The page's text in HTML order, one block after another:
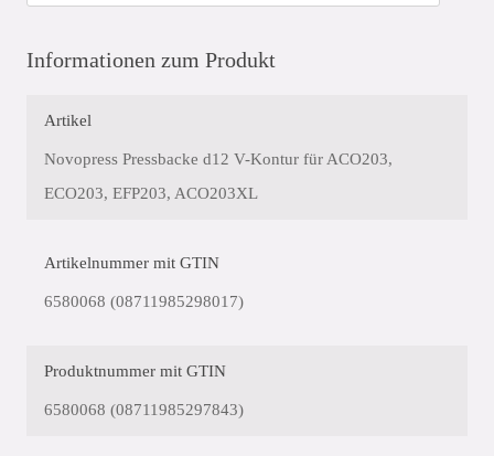
Informationen zum Produkt
Artikel
Novopress Pressbacke d12 V-Kontur für ACO203,
ECO203, EFP203, ACO203XL
Artikelnummer mit GTIN
6580068 (08711985298017)
Produktnummer mit GTIN
6580068 (08711985297843)